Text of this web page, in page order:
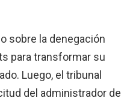
sobre la denegación
para transformar su
Luego, el tribunal
del administrador de